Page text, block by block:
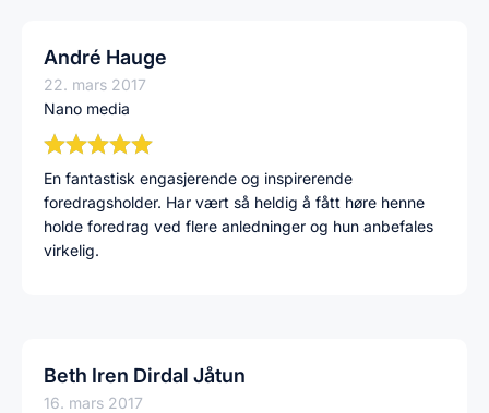
André Hauge
22. mars 2017
Nano media
En fantastisk engasjerende og inspirerende
foredragsholder. Har vært så heldig å fått høre henne
holde foredrag ved flere anledninger og hun anbefales
virkelig.
Beth Iren Dirdal Jåtun
16. mars 2017